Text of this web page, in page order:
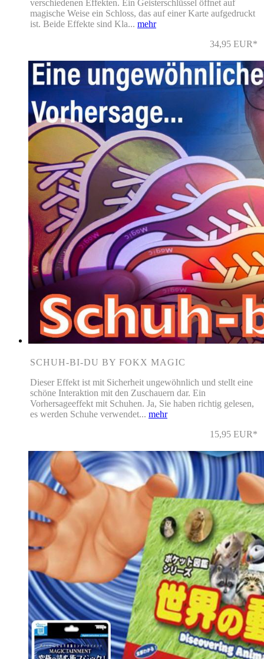
verschiedenen Effekten. Ein Geisterschlüssel öffnet auf
magische Weise ein Schloss, das auf einer Karte aufgedruckt
ist. Beide Effekte sind Kla... mehr
34,95 EUR*
SCHUH-BI-DU BY FOKX MAGIC
Dieser Effekt ist mit Sicherheit ungewöhnlich und stellt eine
schöne Interaktion mit den Zuschauern dar. Ein
Vorhersageeffekt mit Schuhen. Ja, Sie haben richtig gelesen,
es werden Schuhe verwendet... mehr
15,95 EUR*